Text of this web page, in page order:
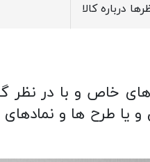
درباره کالا
خاص و با در نظر
طرح ها و نمادهای